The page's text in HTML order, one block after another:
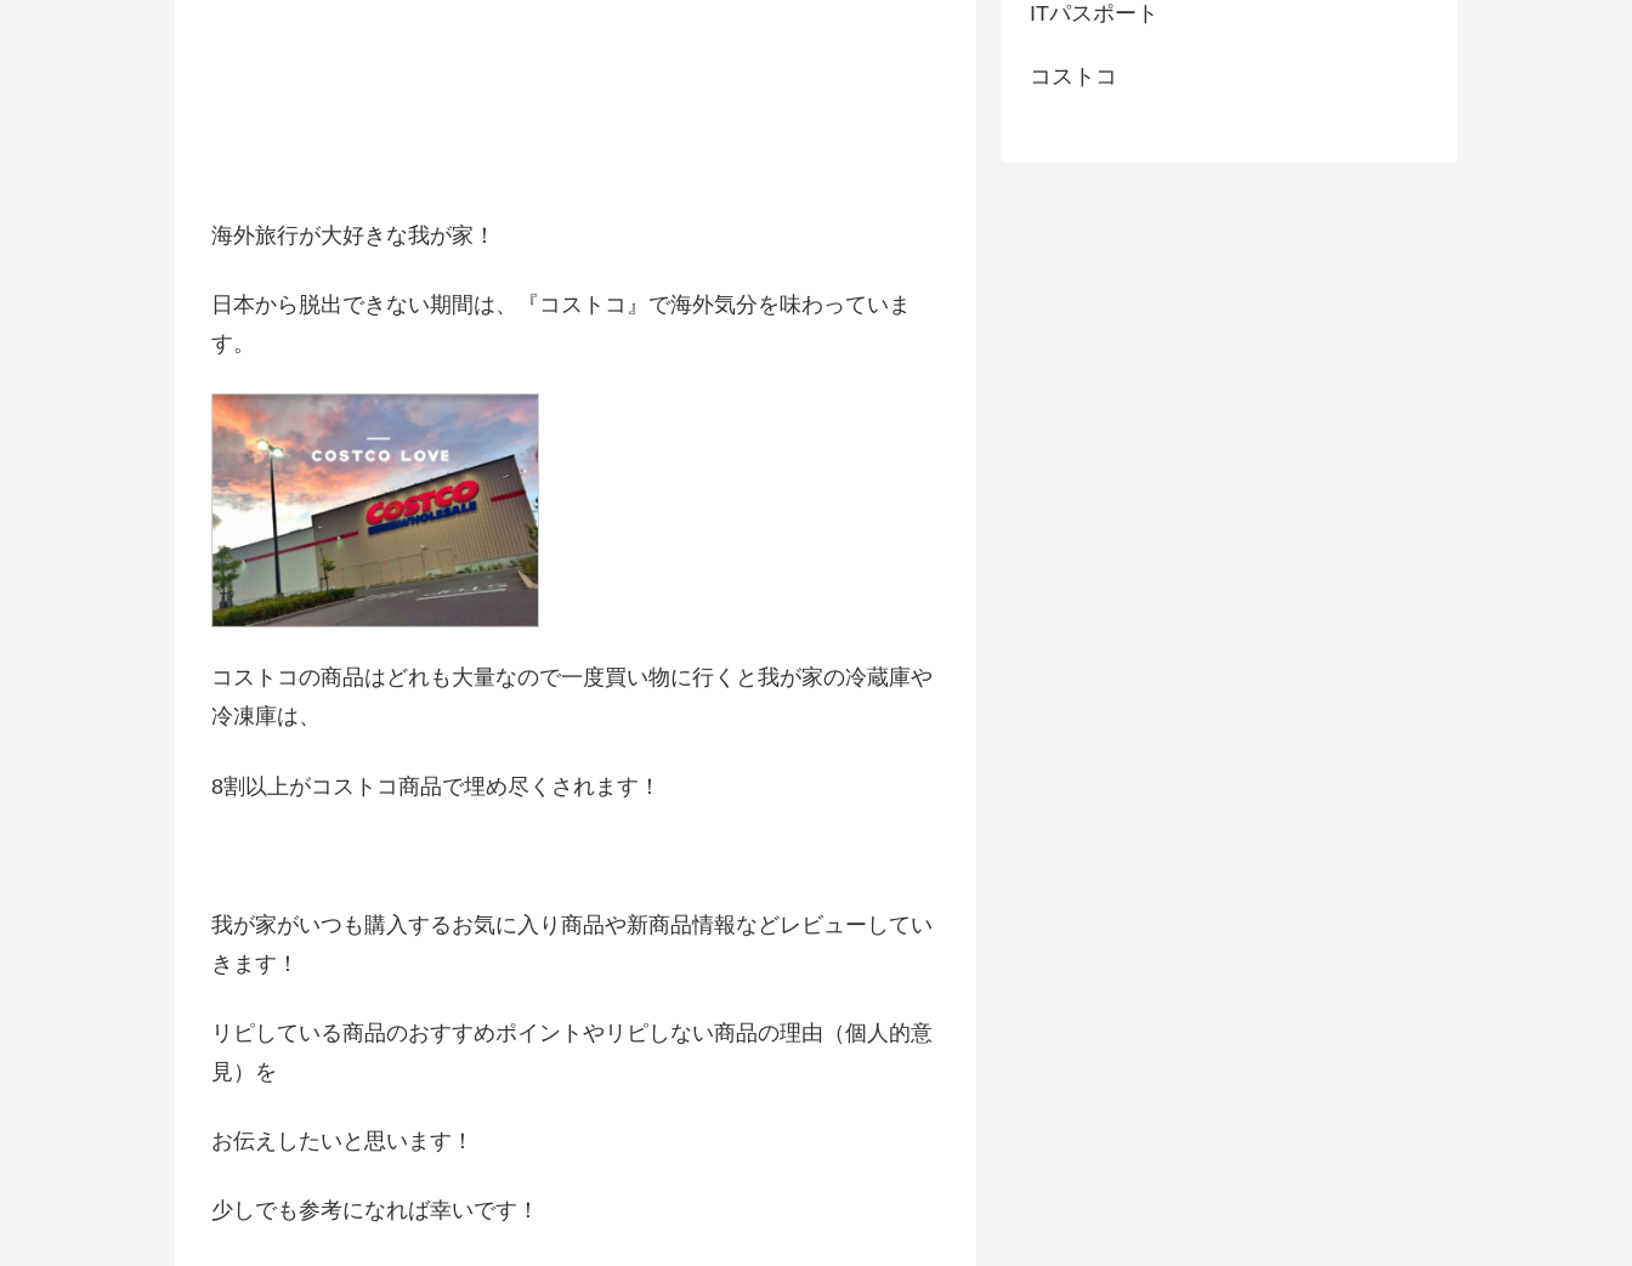
海外旅行が大好きな我が家！
日本から脱出できない期間は、『コストコ』 で海外気分を味わっていま
す。
コストコの商品はどれも大量なので一度買い物に行くと我が家の冷蔵庫や
冷凍庫は、
8割以上がコストコ商品で埋め尽くされます！
我が家がいつも購入するお気に入り商品や新商品情報などレビ ューしてい
きます！
リピしている商品のおすすめポイントやリピしない商品の理由（個人的意
見）を
お伝えしたいと思います！
少しでも参考になれば幸いです！
ITパスポート
コストコ